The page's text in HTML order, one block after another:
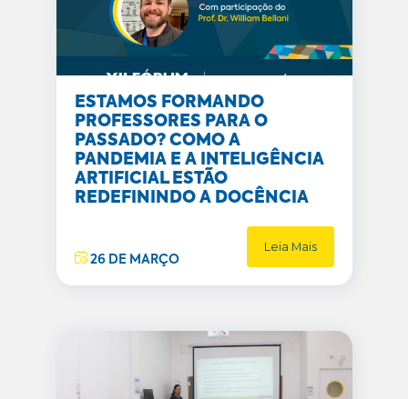
ESTAMOS FORMANDO
PROFESSORES PARA O
PASSADO? COMO A
PANDEMIA E A INTELIGÊNCIA
ARTIFICIAL ESTÃO
REDEFININDO A DOCÊNCIA
26 DE MARÇO
Leia Mais